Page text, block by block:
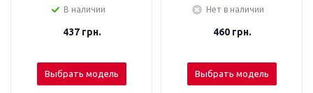
В наличии
437грн.
Выбрать модель
Нет в наличии
460грн.
Выбрать модель